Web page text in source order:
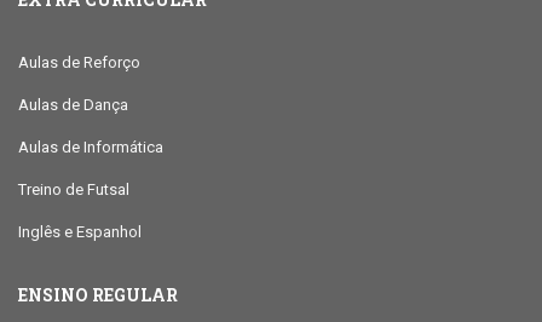
Aulas de Reforço
Aulas de Dança
Aulas de Informática
Treino de Futsal
Inglês e Espanhol
ENSINO REGULAR